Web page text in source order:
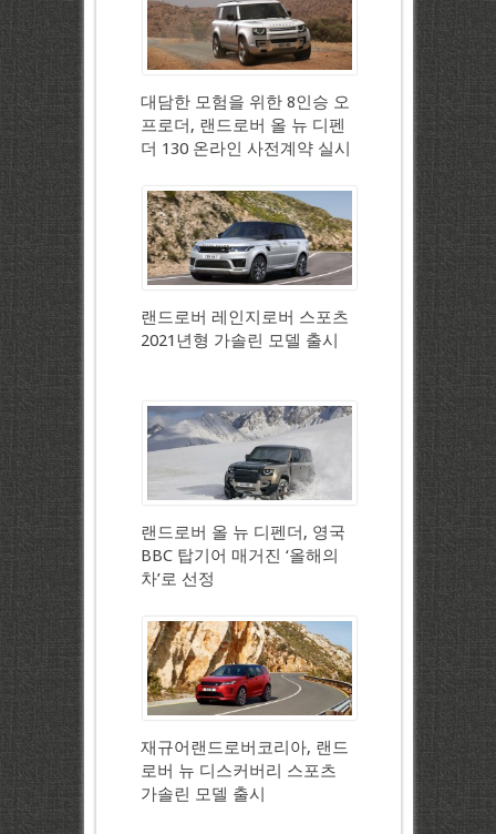
대담한 모험을 위한 8인승 오
프로더, 랜드로버 올 뉴 디펜
더 130 온라인 사전계약 실시
랜드로버 레인지로버 스포츠
2021년형 가솔린 모델 출시
랜드로버 올 뉴 디펜더, 영국
BBC 탑기어 매거진 ‘올해의
차’로 선정
재규어랜드로버코리아, 랜드
로버 뉴 디스커버리 스포츠
가솔린 모델 출시